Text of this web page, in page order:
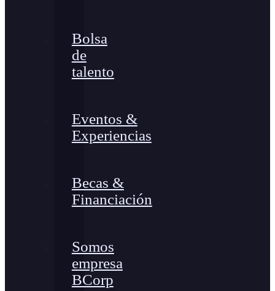
Bolsa
de
talento
Eventos &
Experiencias
Becas &
Financiación
Somos
empresa
BCorp